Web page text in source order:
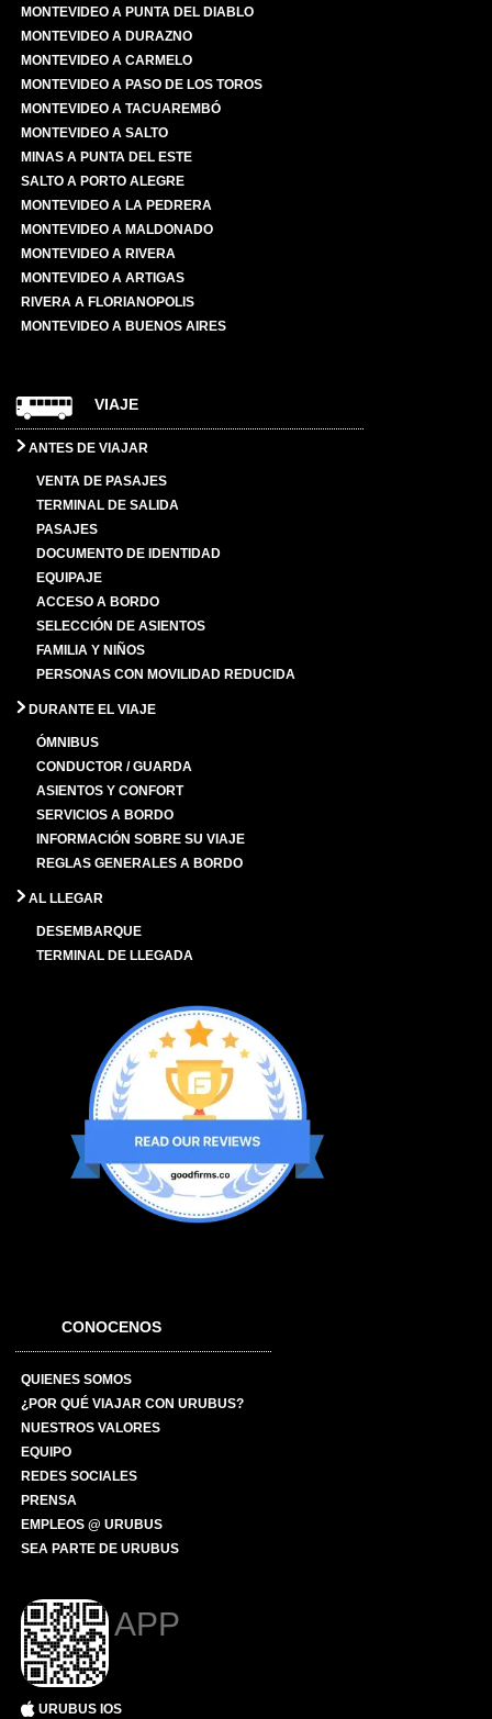
MONTEVIDEO A PUNTA DEL DIABLO
MONTEVIDEO A DURAZNO
MONTEVIDEO A CARMELO
MONTEVIDEO A PASO DE LOS TOROS
MONTEVIDEO A TACUAREMBÓ
MONTEVIDEO A SALTO
MINAS A PUNTA DEL ESTE
SALTO A PORTO ALEGRE
MONTEVIDEO A LA PEDRERA
MONTEVIDEO A MALDONADO
MONTEVIDEO A RIVERA
MONTEVIDEO A ARTIGAS
RIVERA A FLORIANOPOLIS
MONTEVIDEO A BUENOS AIRES
VIAJE
ANTES DE VIAJAR
VENTA DE PASAJES
TERMINAL DE SALIDA
PASAJES
DOCUMENTO DE IDENTIDAD
EQUIPAJE
ACCESO A BORDO
SELECCIÓN DE ASIENTOS
FAMILIA Y NIÑOS
PERSONAS CON MOVILIDAD REDUCIDA
DURANTE EL VIAJE
ÓMNIBUS
CONDUCTOR / GUARDA
ASIENTOS Y CONFORT
SERVICIOS A BORDO
INFORMACIÓN SOBRE SU VIAJE
REGLAS GENERALES A BORDO
AL LLEGAR
DESEMBARQUE
TERMINAL DE LLEGADA
CONOCENOS
QUIENES SOMOS
¿POR QUÉ VIAJAR CON URUBUS?
NUESTROS VALORES
EQUIPO
REDES SOCIALES
PRENSA
EMPLEOS @ URUBUS
SEA PARTE DE URUBUS
APP
URUBUS IOS